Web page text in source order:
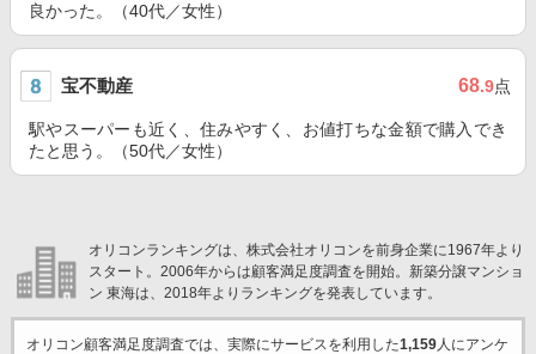
良かった。（40代／女性）
宝不動産 68.9点
駅やスーパーも近く、住みやすく、お値打ちな金額で購入でき
たと思う。（50代／女性）
オリコンランキングは、株式会社オリコンを前身企業に1967年より
スタート。2006年からは顧客満足度調査を開始。新築分譲マンショ
ン 東海は、2018年よりランキングを発表しています。
オリコン顧客満足度調査では、実際にサービスを利用した1,159人にアンケ